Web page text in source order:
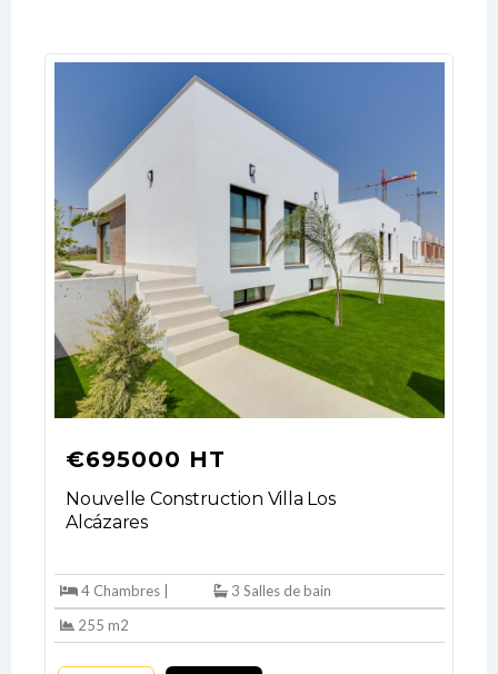
€695000 HT
Nouvelle Construction Villa Los
Alcázares
4 Chambres |
3 Salles de bain
255 m2
Log In
Username